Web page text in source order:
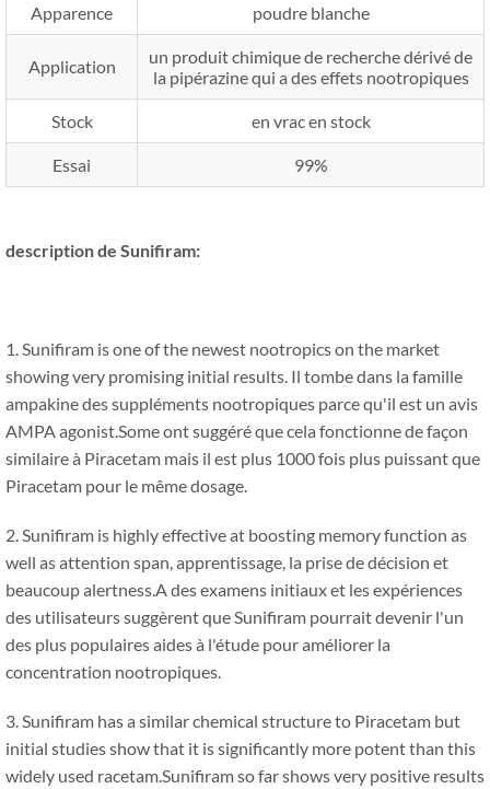
Apparence poudre blanche
Application
un produit chimique de recherche dérivé de
la pipérazine qui a des effets nootropiques
Stock en vrac en stock
Essai 99%
description de Sunifiram:
1.Sunifiram is one of the newest nootropics on the market
showing very promising initial results. Il tombe dans la famille
ampakine des suppléments nootropiques parce qu'il est un avis
AMPA agonist.Some ont suggéré que cela fonctionne de façon
similaire à Piracetam mais il est plus 1000 fois plus puissant que
Piracetam pour le même dosage.
2.Sunifiram is highly effective at boosting memory function as
well as attention span, apprentissage, la prise de décision et
beaucoup alertness.A des examens initiaux et les expériences
des utilisateurs suggèrent que Sunifiram pourrait devenir l'un
des plus populaires aides à l'étude pour améliorer la
concentration nootropiques.
3.Sunifiram has a similar chemical structure to Piracetam but
initial studies show that it is significantly more potent than this
widely used racetam.Sunifiram so far shows very positive results